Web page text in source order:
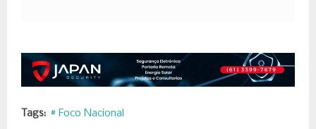
Tags: # Foco Nacional